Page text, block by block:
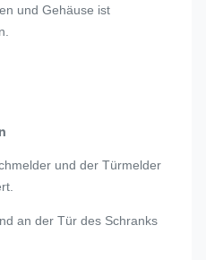
und Gehäuse ist
und der Türmelder
an der Tür des Schranks